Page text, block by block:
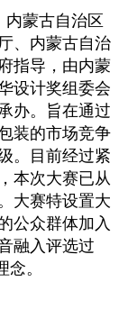
蒙古自治区
、内蒙古自治
指导，由内蒙
设计奖组委会
办。旨在通过
装的市场竞争
。
目前经过紧
本次大赛已从
大赛特设置大
公众群体加入
融入评选过
念。